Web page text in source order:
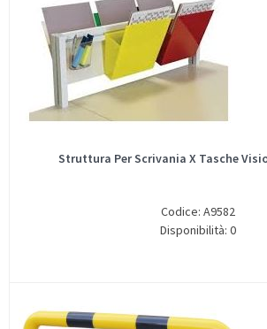
Struttura Per Scrivania X Tasche
Codice: A9582
Disponibilità: 0